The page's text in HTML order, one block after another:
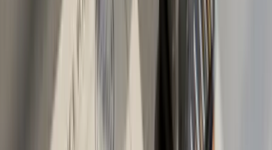
Provjerite kod osiguravača aktuelno stanje neposredno
prije puta. Drugi često previđeni detalj: ako idete
kombinacijom zemalja (npr. EU pa Turska), zelena karta
vam treba za cijelu rutu, ne samo za turski dio.
Razlike između osiguravača šta
gledati osim cijene